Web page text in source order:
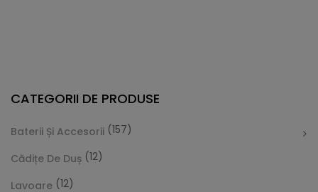
CATEGORII DE PRODUSE
Baterii Și Accesorii (157)
Cădițe De Duș (12)
Lavoare (12)